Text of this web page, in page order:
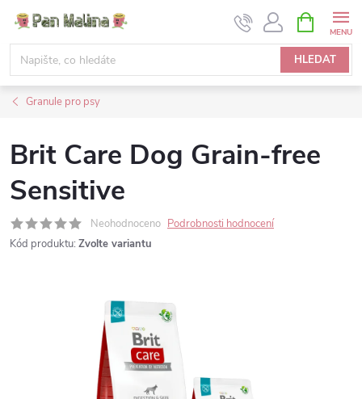
Přejít
obsah
HLEDAT
NÁKUPNÍ
KOŠÍK
Granule pro psy
Brit Care Dog Grain-free
Sensitive
Neohodnoceno Podrobnosti hodnocení
Kód produktu: Zvolte variantu